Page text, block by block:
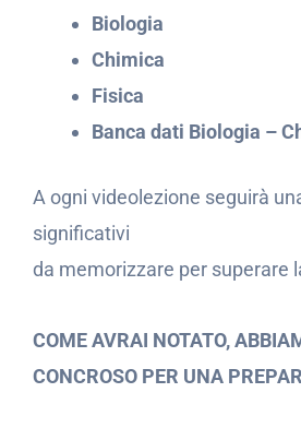
Biologia
Chimica
Fisica
Banca dati Biologia –
A ogni videolezione seguirà
significativi
da memorizzare per superare
COME AVRAI NOTATO,
CONCROSO PER UNA